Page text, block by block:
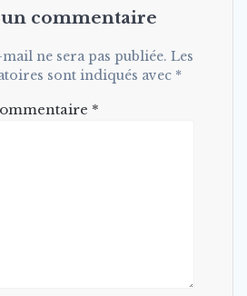
commentaire
ne sera pas publiée. Les
sont indiqués avec *
*